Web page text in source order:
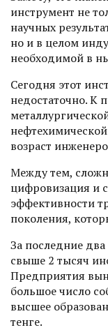
инструмент не
научных
но и в целом
необходимой в
Сегодня этот
недостаточно. К
возраст
Между тем,
цифровизация и
эффективности
поколения,
За последние
свыше 2 тысяч
Предприятия
большое число
высшее
тенге.